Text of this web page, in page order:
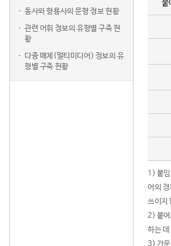
동사와 형용사의 문형 정보 현황
관련 어휘 정보의 유형별 구축 현
황
다중 매체(멀티미디어) 정보의 유
형별 구축 현황
붙
1) 붙
어의
쓰이지
2) 붙여
하는
3) 가운